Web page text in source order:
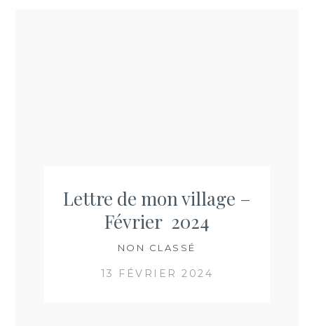
Lettre de mon village –
Février 2024
NON CLASSÉ
13 FÉVRIER 2024